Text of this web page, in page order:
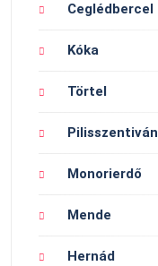
Ceglédbercel
Kóka
Törtel
Pilisszentiván
Monorierdő
Mende
Hernád